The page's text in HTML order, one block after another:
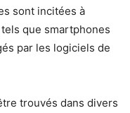
sont incitées à
que smartphones
par les logiciels de
trouvés dans divers